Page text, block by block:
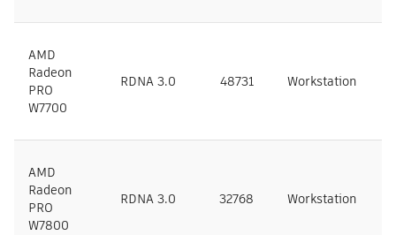
AMD
Radeon
PRO
W7700
RDNA 3.0 48731 Workstation
AMD
Radeon
PRO
W7800
RDNA 3.0 32768 Workstation